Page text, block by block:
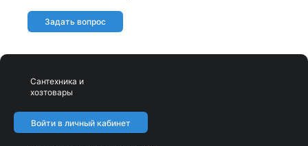
Задать вопрос
Сантехника и
хозтовары
Войти в личный кабинет